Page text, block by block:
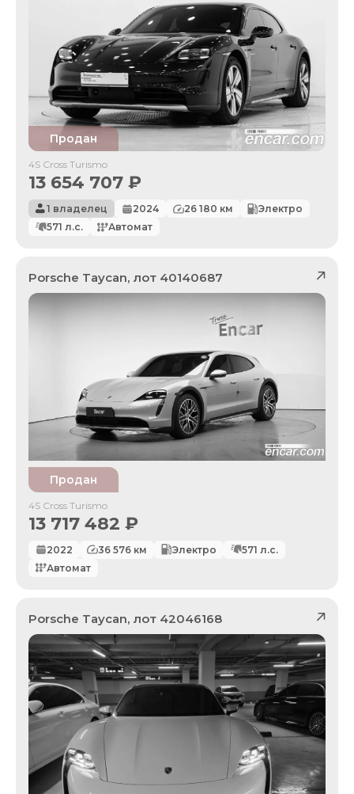
Продан
4S Cross Turismo
13 654 707 ₽
1 владелец 2024 26 180 км
Электро
571 л.с. Автомат
Porsche Taycan, лот 40140687
Продан
4S Cross Turismo
13 717 482 ₽
2022 36 576 км Электро 571 л.с.
Автомат
Porsche Taycan, лот 42046168